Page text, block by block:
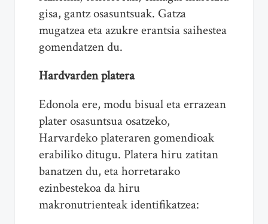
gisa, gantz osasuntsuak. Gatza
mugatzea eta azukre erantsia saihestea
gomendatzen du.
Hardvarden platera
Edonola ere, modu bisual eta errazean
plater osasuntsua osatzeko,
Harvardeko plateraren gomendioak
erabiliko ditugu. Platera hiru zatitan
banatzen du, eta horretarako
ezinbestekoa da hiru
makronutrienteak identifikatzea: